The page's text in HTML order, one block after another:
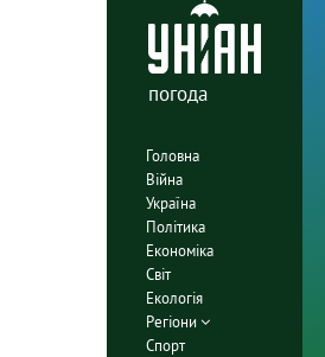
погода
Головна
Війна
Україна
Політика
Економіка
Світ
Екологія
Регіони
Спорт